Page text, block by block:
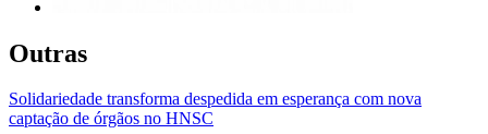
Outras
Solidariedade transforma despedida em esperança com nova
captação de órgãos no HNSC